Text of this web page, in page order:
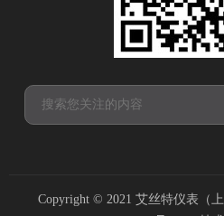
Copyright © 2021 艾丝特仪表